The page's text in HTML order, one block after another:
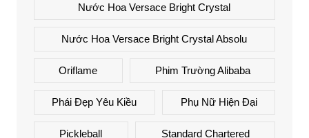
Nước Hoa Versace Bright Crystal
Nước Hoa Versace Bright Crystal Absolu
Oriflame Phim Trường Alibaba
Phái Đẹp Yêu Kiều Phụ Nữ Hiện Đại
Pickleball Standard Chartered